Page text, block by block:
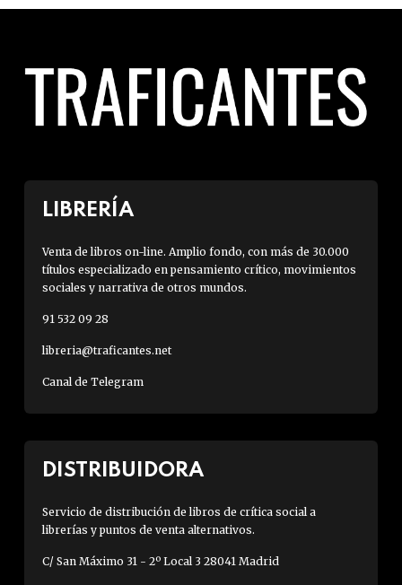
LIBRERÍA
Venta de libros on-line. Amplio fondo, con más de 30.000
títulos especializado en pensamiento crítico, movimientos
sociales y narrativa de otros mundos.
91 532 09 28
libreria@traficantes.net
Canal de Telegram
DISTRIBUIDORA
Servicio de distribución de libros de crítica social a
librerías y puntos de venta alternativos.
C/ San Máximo 31 - 2º Local 3 28041 Madrid